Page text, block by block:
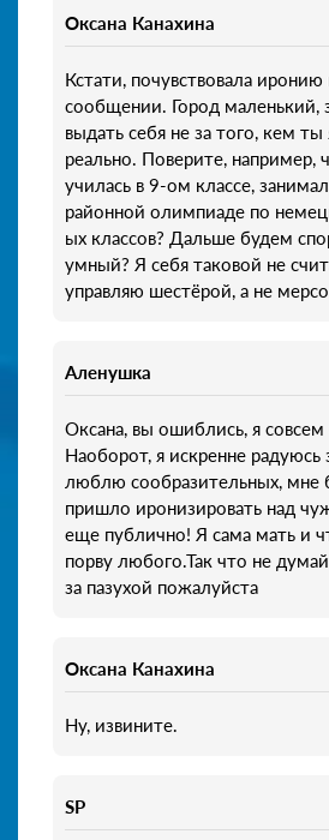
Оксана Канахина
Кстати, почувствовала
сообщении. Город маленький,
выдать себя не за того, кем ты
реально. Поверите, например,
училась в 9-ом классе,
районной олимпиаде по
ых классов? Дальше будем
умный? Я себя таковой не
управляю шестёрой, а не
Аленушка
Оксана, вы ошиблись, я
Наоборот, я искренне радуюсь
люблю сообразительных, мне
пришло иронизировать над
еще публично! Я сама мать и
порву любого.Так что не
за пазухой пожалуйста
Оксана Канахина
Ну, извините.
SP